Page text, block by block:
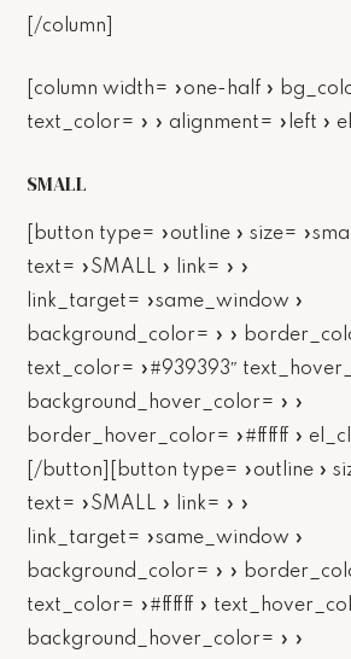
[/column]
[column width= »one-half »
text_color= » » alignment= »left »
SMALL
[button type= »outline » size=
text= »SMALL » link= » »
link_target= »same_window »
background_color= » »
text_color= »#939393″
background_hover_color= » »
border_hover_color= »#ffffff »
[/button][button type= »outline »
text= »SMALL » link= » »
link_target= »same_window »
background_color= » »
text_color= »#ffffff »
background_hover_color= » »